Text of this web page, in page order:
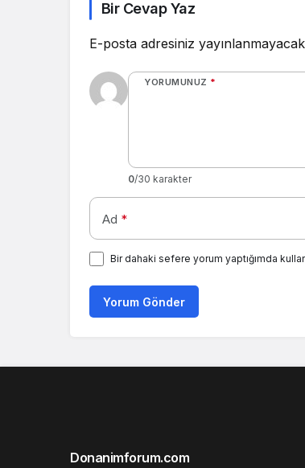
Bir Cevap Yaz
E-posta adresiniz
YORUMUNUZ *
0/30 karakter
Ad *
Bir dahaki sefere yorum yaptığımda
Yorum Gönder
Donanimforum.com